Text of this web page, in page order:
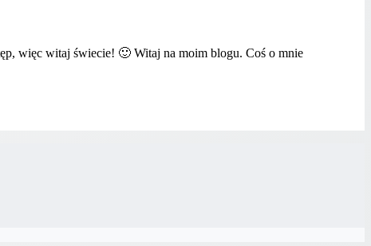
więc witaj świecie! 🙂 Witaj na moim blogu. Coś o mnie